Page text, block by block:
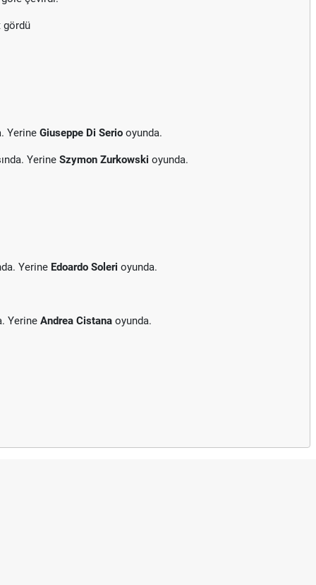
gördü
Yerine Giuseppe Di Serio oyunda.
Yerine Szymon Zurkowski oyunda.
Yerine Edoardo Soleri oyunda.
Yerine Andrea Cistana oyunda.